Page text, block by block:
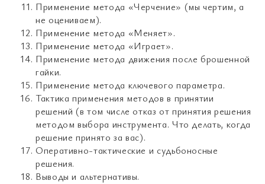
Применение метода «Черчение» (мы чертим, а
не оцениваем).
Применение метода «Меняет».
Применение метода «Играет».
Применение метода движения после брошенной
гайки.
Применение метода ключевого параметра.
Тактика применения методов в принятии
решений (в том числе отказ от принятия решения
методом выбора инструмента. Что делать, когда
решение принято за вас).
Оперативно-тактические и судьбоносные
решения.
Выводы и альтернативы.